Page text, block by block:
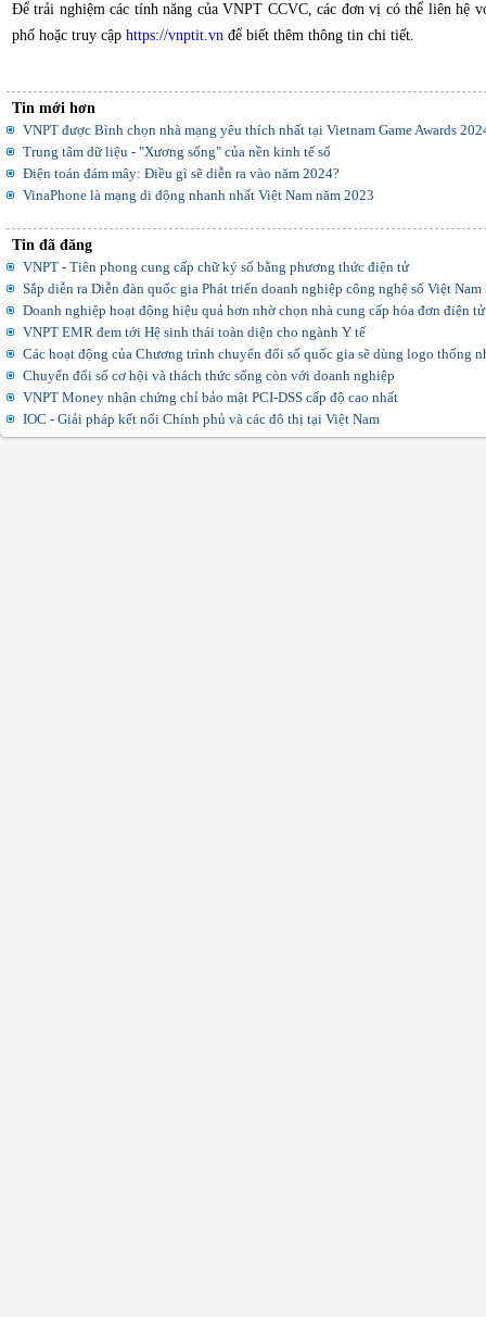
Để trải nghiệm các tính năng của VNPT CCVC, các đơn vị có thể liên hệ
phố hoặc truy cập https://vnptit.vn để biết thêm thông tin chi tiết.
Tin mới hơn
VNPT được Bình chọn nhà mạng yêu thích nhất tại Vietnam Game Awards
Trung tâm dữ liệu - "Xương sống" của nền kinh tế số
Điện toán đám mây: Điều gì sẽ diễn ra vào năm 2024?
VinaPhone là mạng di động nhanh nhất Việt Nam năm 2023
Tin đã đăng
VNPT - Tiên phong cung cấp chữ ký số bằng phương thức điện tử
Sắp diễn ra Diễn đàn quốc gia Phát triển doanh nghiệp công nghệ số Việt
Doanh nghiệp hoạt động hiệu quả hơn nhờ chọn nhà cung cấp hóa đơn điện
VNPT EMR đem tới Hệ sinh thái toàn diện cho ngành Y tế
Các hoạt động của Chương trình chuyển đổi số quốc gia sẽ dùng logo thống
Chuyển đổi số cơ hội và thách thức sống còn với doanh nghiệp
VNPT Money nhận chứng chỉ bảo mật PCI-DSS cấp độ cao nhất
IOC - Giải pháp kết nối Chính phủ và các đô thị tại Việt Nam